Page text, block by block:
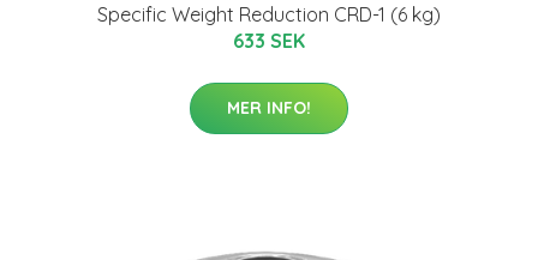
Specific Weight Reduction CRD-1 (6 kg)
633 SEK
MER INFO!